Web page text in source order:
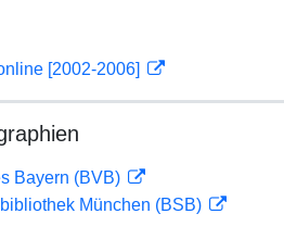
[2002-2006]
Bayern (BVB)
München (BSB)